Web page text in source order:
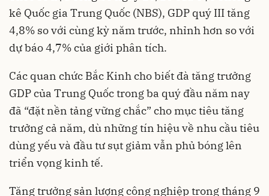
kê Quốc gia Trung Quốc (NBS), GDP quý III tăng
4,8% so với cùng kỳ năm trước, nhỉnh hơn so với
dự báo 4,7% của giới phân tích.
Các quan chức Bắc Kinh cho biết đà tăng trưởng
GDP của Trung Quốc trong ba quý đầu năm nay
đã “đặt nền tảng vững chắc” cho mục tiêu tăng
trưởng cả năm, dù những tín hiệu về nhu cầu tiêu
dùng yếu và đầu tư sụt giảm vẫn phủ bóng lên
triển vọng kinh tế.
Tăng trưởng sản lượng công nghiệp trong tháng 9